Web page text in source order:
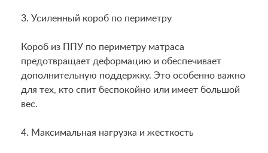
3. Усиленный короб по периметру
Короб из ППУ по периметру матраса
предотвращает деформацию и обеспечивает
дополнительную поддержку. Это особенно важно
для тех, кто спит беспокойно или имеет большой
вес.
4. Максимальная нагрузка и жёсткость